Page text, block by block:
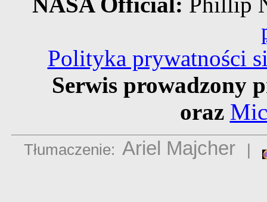
Polityka prywatności
Serwis prowadzony
oraz
Tłumaczenie: Ariel Majcher |